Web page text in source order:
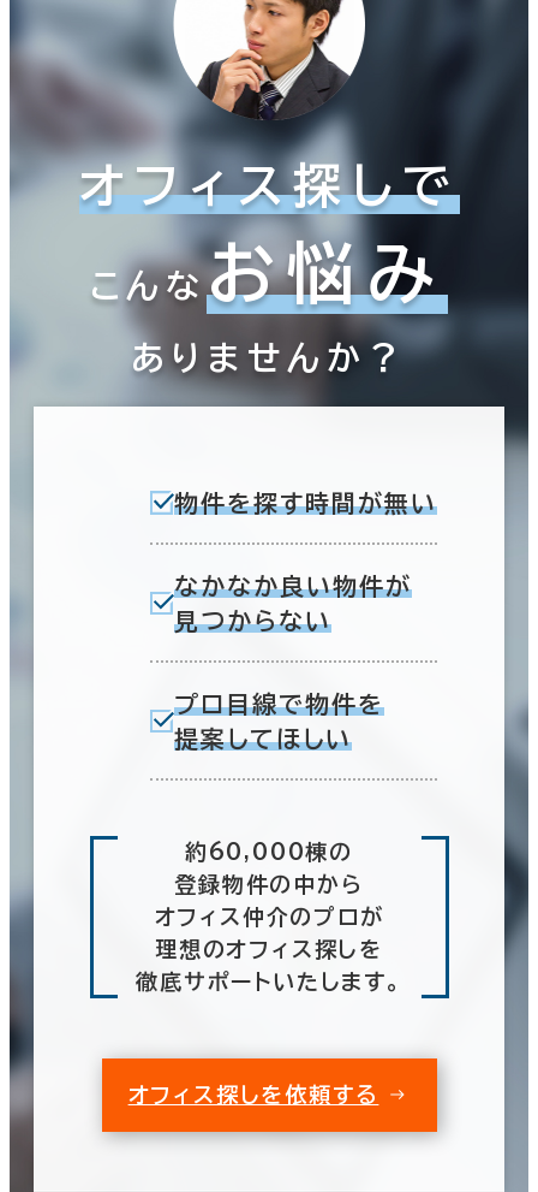
オフィス探しで
こんなお悩み
ありませんか？
物件を探す時間が無い
なかなか良い物件が
見つからない
プロ目線で物件を
提案してほしい
約60,000棟の
登録物件の中から
オフィス仲介のプロが
理想のオフィス探しを
徹底サポートいたします。
オフィス探しを依頼する